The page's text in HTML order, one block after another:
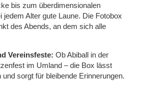
bis zum überdimensionalen
jedem Alter gute Laune. Die Fotobox
des Abends, an dem sich alle
Vereinsfeste: Ob Abiball in der
im Umland – die Box lässt
sorgt für bleibende Erinnerungen.